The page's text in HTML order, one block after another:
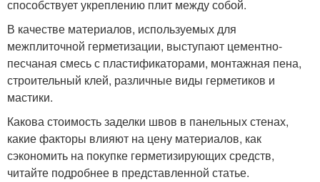
способствует укреплению плит между собой.
В качестве материалов, используемых для
межплиточной герметизации, выступают цементно-
песчаная смесь с пластификаторами, монтажная пена,
строительный клей, различные виды герметиков и
мастики.
Какова стоимость заделки швов в панельных стенах,
какие факторы влияют на цену материалов, как
сэкономить на покупке герметизирующих средств,
читайте подробнее в представленной статье.